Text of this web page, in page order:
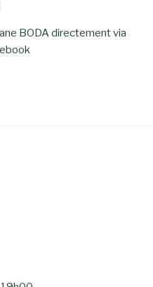
BODA directement via